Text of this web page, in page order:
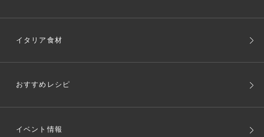
イタリア食材
おすすめレシピ
イベント情報